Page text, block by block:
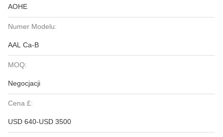
AOHE
Numer Modelu:
AAL Ca-B
MOQ:
Negocjacji
Cena £:
USD 640-USD 3500